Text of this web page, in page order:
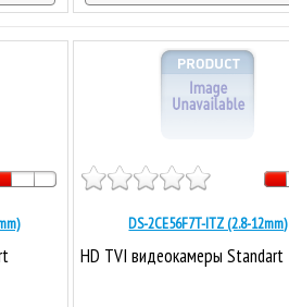
DS-2CE56F7T-ITZ (2.8-12mm)
HD TVI видеокамеры Standart